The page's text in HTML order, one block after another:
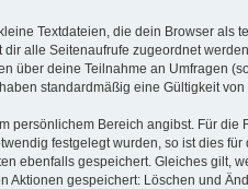
Textdateien, die dein Browser als
alle Seitenaufrufe zugeordnet
deine Teilnahme an Umfragen
standardmäßig eine Gültigkeit
Bereich angibst. Für die
festgelegt wurden, so ist dies für
ebenfalls gespeichert. Gleiches gilt,
gespeichert: Löschen und